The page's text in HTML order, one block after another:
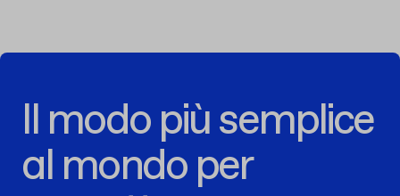
Il modo più semplice
al mondo per